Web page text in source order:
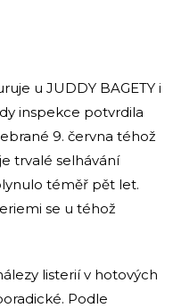
u JUDDY BAGETY i
inspekce potvrdila
9. června téhož
trvalé selhávání
téměř pět let.
se u téhož
listerií v hotových
Podle